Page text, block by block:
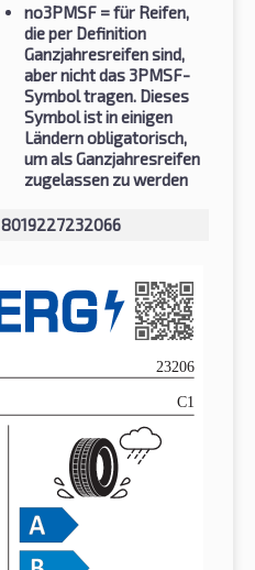
no3PMSF = für Reifen,
die per Definition
Ganzjahresreifen sind,
aber nicht das 3PMSF-
Symbol tragen. Dieses
Symbol ist in einigen
Ländern obligatorisch,
um als Ganzjahresreifen
zugelassen zu werden
8019227232066